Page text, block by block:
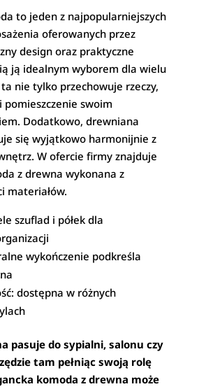
to jeden z najpopularniejszych
oferowanych przez
design oraz praktyczne
ją idealnym wyborem dla wielu
nie tylko przechowuje rzeczy,
swoim
Dodatkowo, drewniana
się wyjątkowo harmonijnie z
W ofercie firmy znajduje
z drewna wykonana z
materiałów.
szuflad i półek dla
wykończenie podkreśla
dostępna w różnych
pasuje do sypialni, salonu czy
tam pełniąc swoją rolę
komoda z drewna może